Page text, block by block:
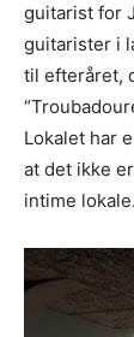
guitarist for
guitarister i
til efteråret,
Lokalet har
at det ikke
intime lokale.